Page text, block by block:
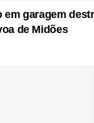
em garagem
de Midões